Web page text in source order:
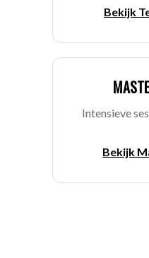
Bekijk
Intensieve
Bekijk